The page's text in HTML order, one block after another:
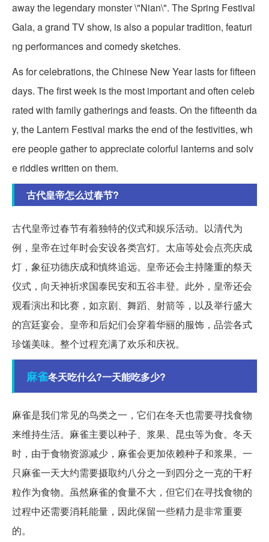
away the legendary monster \"Nian\". The Spring Festival
Gala, a grand TV show, is also a popular tradition, featuri
ng performances and comedy sketches.
As for celebrations, the Chinese New Year lasts for fifteen
days. The first week is the most important and often celeb
rated with family gatherings and feasts. On the fifteenth da
y, the Lantern Festival marks the end of the festivities, wh
ere people gather to appreciate colorful lanterns and solv
e riddles written on them.
古代皇帝怎么过春节?
古代皇帝过春节有着独特的仪式和娱乐活动。以清代为
例，皇帝在过年时会安设各类宫灯。太庙等处会点亮庆成
灯，象征功德庆成和慎终追远。皇帝还会主持隆重的祭天
仪式，向天神祈求国泰民安和五谷丰登。此外，皇帝还会
观看演出和比赛，如京剧、舞蹈、射箭等，以及举行盛大
的宫廷宴会。皇帝和后妃们会穿着华丽的服饰，品尝各式
珍馐美味。整个过程充满了欢乐和庆祝。
麻雀冬天吃什么?一天能吃多少?
麻雀是我们常见的鸟类之一，它们在冬天也需要寻找食物
来维持生活。麻雀主要以种子、浆果、昆虫等为食。冬天
时，由于食物资源减少，麻雀会更加依赖种子和浆果。一
只麻雀一天大约需要摄取约八分之一到四分之一克的干籽
粒作为食物。虽然麻雀的食量不大，但它们在寻找食物的
过程中还需要消耗能量，因此保留一些精力是非常重要
的。